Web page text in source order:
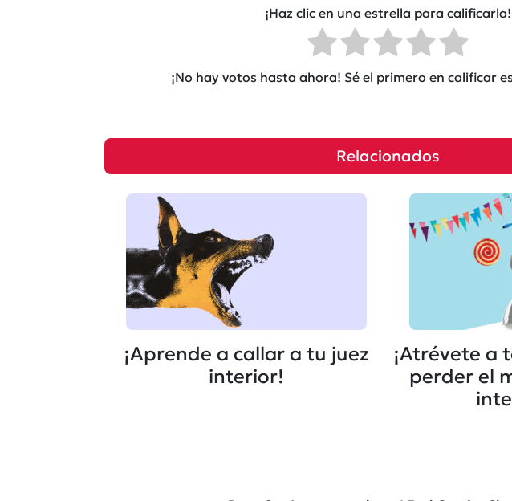
¡Haz clic en una estrella para calificarla!
¡No hay votos hasta ahora! Sé el primero en calificar
Relacionados
¡Aprende a callar a tu juez
interior!
¡Atrévete a
perder el